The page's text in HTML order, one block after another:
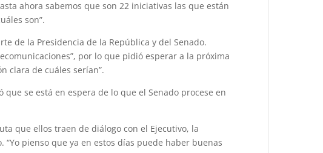
ahora sabemos que son 22 iniciativas las que están
son”.
de la Presidencia de la República y del Senado.
por lo que pidió esperar a la próxima
clara de cuáles serían”.
se está en espera de lo que el Senado procese en
que ellos traen de diálogo con el Ejecutivo, la
pienso que ya en estos días puede haber buenas